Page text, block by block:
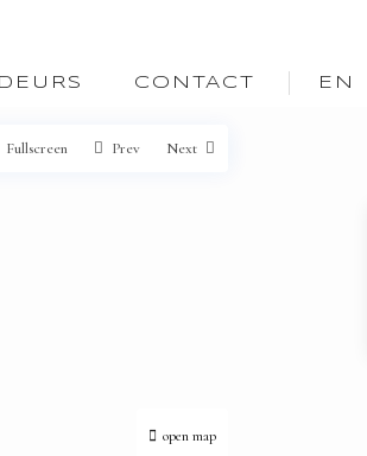
CONTACT EN
open map
Fullscreen Prev Next